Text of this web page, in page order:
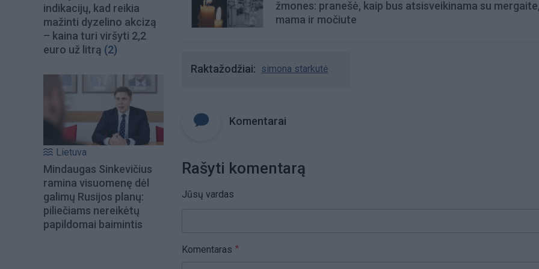
indikacijų, kad reikia
mažinti dyzelino akcizą
– kaina turi viršyti 2,2
euro už litrą (2)
Lietuva
Mindaugas Sinkevičius
ramina visuomenę dėl
galimų Rusijos planų:
piliečiams nereikėtų
papildomai baimintis
žmones: pranešė, kaip bus atsisveikinama su
mama ir močiute
Raktažodžiai simona starkutė
Komentarai
Rašyti komentarą
Jūsų vardas
Komentaras